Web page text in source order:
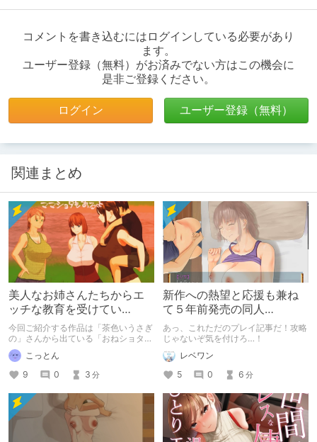
コメントを書き込むにはログインしている必要があり
ます。
ユーザー登録（無料）がお済みでない方はこの機会に
是非ご登録ください。
ログイン ユーザー登録（無料）
関連まとめ
美人なお姉さんたちからエ
ッチな教育を受けてい
く！ 人妻はもれなく孕ま
された模様！
今回ご紹介する作品は「茶色いうさぎ
の」さんから出ている「おねショタな
つやすみ」という作品。 姉ショタ、
ママショタものの中でもかなりシコリ
ティー、クオリティー共に高い作品
で、しかも低価格！ 最早やらない理
由はないでしょう。
こっとん
9
0 3 分
新作への熱望と応援も兼ね
て５年前発売の同人
RPG『おねショタなつやす
み』をやってみた！
あっ、これただのプレイ記事だ！攻略
じゃないぞ気を付けろ…！
レベワン
5
0 6 分